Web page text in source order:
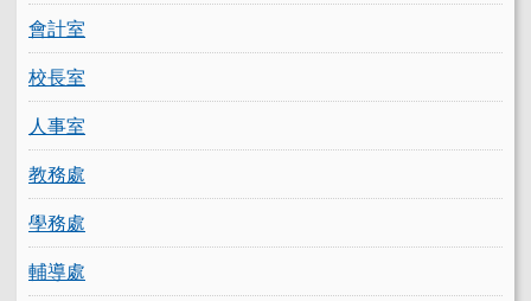
會計室
校長室
人事室
教務處
學務處
輔導處